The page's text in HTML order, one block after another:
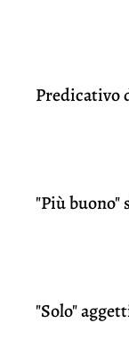
Predicativo
"Più buono"
"Solo"